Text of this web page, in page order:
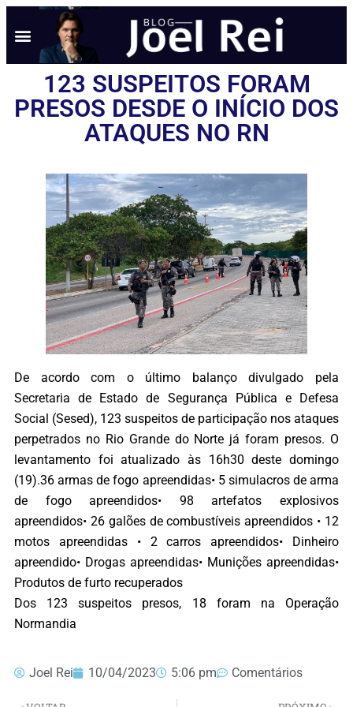
123 SUSPEITOS FORAM
PRESOS DESDE O INÍCIO DOS
ATAQUES NO RN
De acordo com o último balanço divulgado pela
Secretaria de Estado de Segurança Pública e Defesa
Social (Sesed), 123 suspeitos de participação nos ataques
perpetrados no Rio Grande do Norte já foram presos. O
levantamento foi atualizado às 16h30 deste domingo
(19).36 armas de fogo apreendidas• 5 simulacros de arma
de fogo apreendidos• 98 artefatos explosivos
apreendidos• 26 galões de combustíveis apreendidos • 12
motos apreendidas • 2 carros apreendidos• Dinheiro
apreendido• Drogas apreendidas• Munições apreendidas•
Produtos de furto recuperados
Dos 123 suspeitos presos, 18 foram na Operação
Normandia
Joel Rei 10/04/2023 5:06 pm Comentários